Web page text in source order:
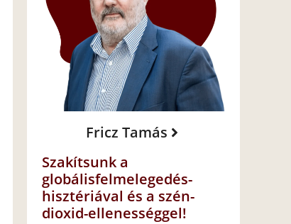
Fricz Tamás
Szakítsunk a
globálisfelmelegedés-
hisztériával és a szén-
dioxid-ellenességgel!